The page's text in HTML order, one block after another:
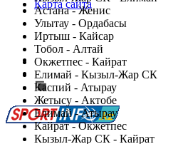
Астана - Женис
Улытау - Ордабасы
Иртыш - Кайсар
Тобол - Алтай
Окжетпес - Кайрат
Елимай - Кызыл-Жар СК
Каспий - Атырау
Жетысу - Актобе
Елимай - Атырау
Кайрат - Окжетпес
Кызыл-Жар СК - Кайрат
Карта сайта
Есть идея?
Сообщить о мероприятии
Перейти на старый сайт